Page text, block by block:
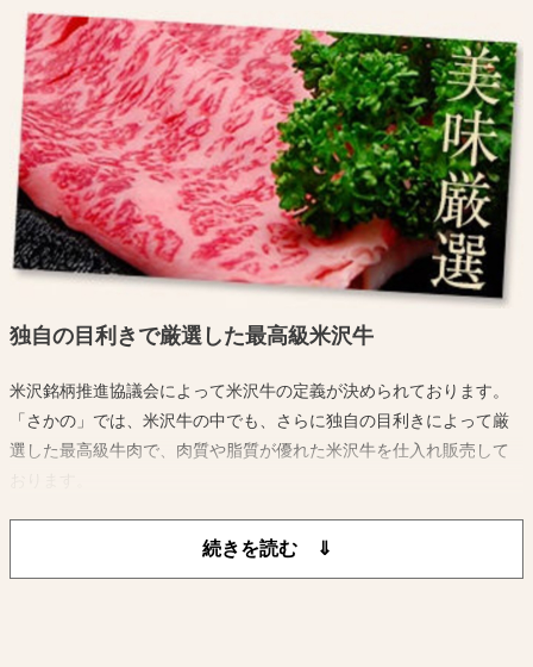
吾妻山から湧き出る水と水稲単作地帯ゆえに稲わらが豊富にあり米
沢牛の質をさらに高めております。
このような自然環境に加えて米沢牛生産農家の愛情と長い伝統に培
われた 飼育技術によってきめ細かい肉質と風味豊かな米沢牛が生産
されているのです。
独自の目利きで厳選した最高級米沢牛
米沢銘柄推進協議会によって米沢牛の定義が決められております。
「さかの」では、米沢牛の中でも、さらに独自の目利きによって厳
選した最高級牛肉で、肉質や脂質が優れた米沢牛を仕入れ販売して